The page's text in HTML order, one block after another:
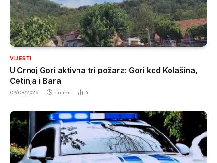
VIJESTI
U Crnoj Gori aktivna tri požara: Gori kod Kolašina,
Cetinja i Bara
09/08/2026 1 minut 4